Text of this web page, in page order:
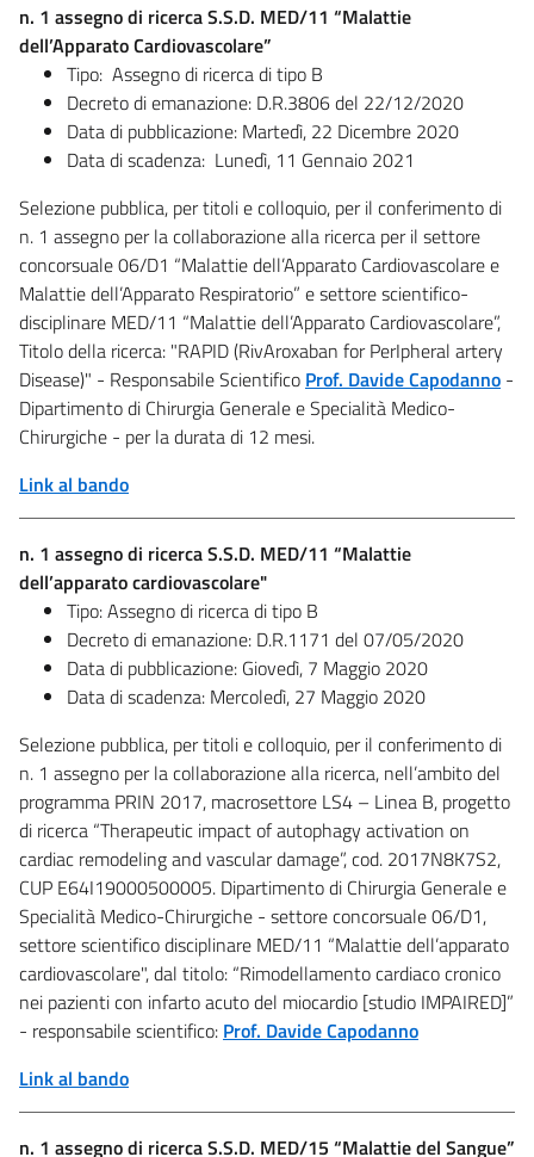
n. 1 assegno di ricerca S.S.D. MED/11 “Malattie
dell’Apparato Cardiovascolare”
Tipo: Assegno di ricerca di tipo B
Decreto di emanazione: D.R.3806 del 22/12/2020
Data di pubblicazione: Martedì, 22 Dicembre 2020
Data di scadenza: Lunedì, 11 Gennaio 2021
Selezione pubblica, per titoli e colloquio, per il conferimento di
n. 1 assegno per la collaborazione alla ricerca per il settore
concorsuale 06/D1 “Malattie dell’Apparato Cardiovascolare e
Malattie dell’Apparato Respiratorio” e settore scientifico-
disciplinare MED/11 “Malattie dell’Apparato Cardiovascolare”,
Titolo della ricerca: "RAPID (RivAroxaban for PerIpheral artery
Disease)" - Responsabile Scientifico Prof. Davide Capodanno -
Dipartimento di Chirurgia Generale e Specialità Medico-
Chirurgiche - per la durata di 12 mesi.
Link al bando
n. 1 assegno di ricerca S.S.D. MED/11 “Malattie
dell’apparato cardiovascolare"
Tipo: Assegno di ricerca di tipo B
Decreto di emanazione: D.R.1171 del 07/05/2020
Data di pubblicazione: Giovedì, 7 Maggio 2020
Data di scadenza: Mercoledì, 27 Maggio 2020
Selezione pubblica, per titoli e colloquio, per il conferimento di
n. 1 assegno per la collaborazione alla ricerca, nell’ambito del
programma PRIN 2017, macrosettore LS4 – Linea B, progetto
di ricerca “Therapeutic impact of autophagy activation on
cardiac remodeling and vascular damage”, cod. 2017N8K7S2,
CUP E64I19000500005. Dipartimento di Chirurgia Generale e
Specialità Medico-Chirurgiche - settore concorsuale 06/D1,
settore scientifico disciplinare MED/11 “Malattie dell’apparato
cardiovascolare", dal titolo: “Rimodellamento cardiaco cronico
nei pazienti con infarto acuto del miocardio [studio IMPAIRED]”
- responsabile scientifico: Prof. Davide Capodanno
Link al bando
n. 1 assegno di ricerca S.S.D. MED/15 “Malattie del Sangue”